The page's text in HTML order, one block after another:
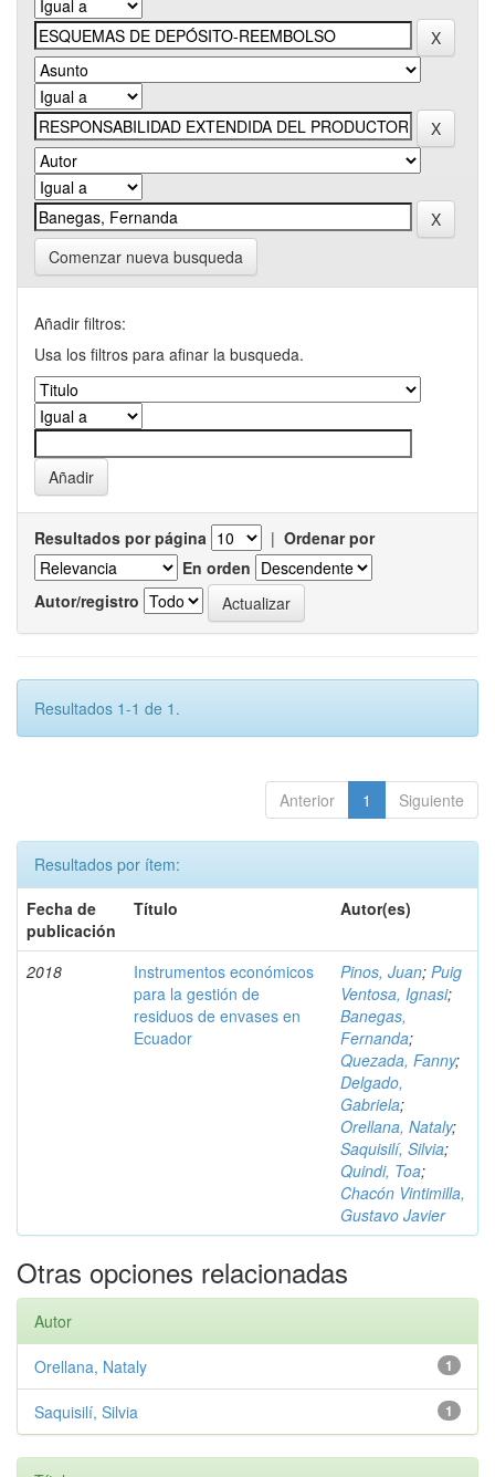
Comenzar nueva busqueda
Añadir filtros:
Usa los filtros para afinar la busqueda.
Resultados por página | Ordenar por
En orden
Autor/registro
Resultados 1-1 de 1.
Anterior 1 Siguiente
Resultados por ítem:
Fecha de
publicación
Título Autor(es)
2018
Instrumentos económicos
para la gestión de
residuos de envases en
Ecuador
Pinos, Juan; Puig
Ventosa, Ignasi;
Banegas,
Fernanda;
Quezada, Fanny;
Delgado,
Gabriela;
Orellana, Nataly;
Saquisilí, Silvia;
Quindi, Toa;
Chacón Vintimilla,
Gustavo Javier
Otras opciones relacionadas
Autor
1
Orellana, Nataly
1
Saquisilí, Silvia